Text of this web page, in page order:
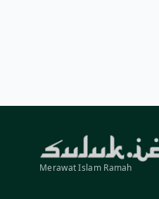
Merawat Islam Ramah